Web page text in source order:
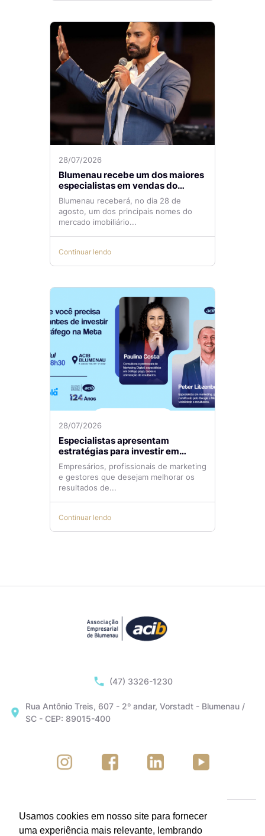
28/07/2026
Blumenau recebe um dos maiores
especialistas em vendas do
mercado imobiliário
Blumenau receberá, no dia 28 de
agosto, um dos principais nomes do
mercado imobiliário...
Continuar lendo
28/07/2026
Especialistas apresentam
estratégias para investir em
tráfego pago com mais eficiência
Empresários, profissionais de marketing
e gestores que desejam melhorar os
resultados de...
Continuar lendo
(47) 3326-1230
Rua Antônio Treis, 607 - 2º andar, Vorstadt - Blumenau /
SC - CEP: 89015-400
Usamos cookies em nosso site para fornecer
uma experiência mais relevante, lembrando